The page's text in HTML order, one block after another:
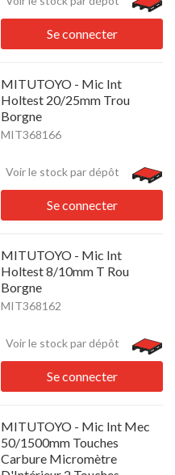
Se connecter
MITUTOYO - Mic Int
Holtest 20/25mm Trou
Borgne
MIT368166
Voir le stock par dépôt
Se connecter
MITUTOYO - Mic Int
Holtest 8/10mm T Rou
Borgne
MIT368162
Voir le stock par dépôt
Se connecter
MITUTOYO - Mic Int Mec
50/1500mm Touches
Carbure Micromètre